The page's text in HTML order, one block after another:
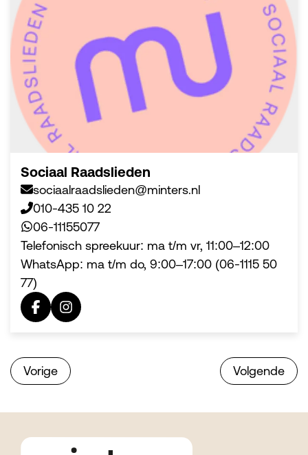
Sociaal Raadslieden
sociaalraadslieden@minters.nl
010-435 10 22
06-11155077
Telefonisch spreekuur: ma t/m vr, 11:00–12:00
WhatsApp: ma t/m do, 9:00–17:00 (06-1115 50
77)
Vorige Volgende